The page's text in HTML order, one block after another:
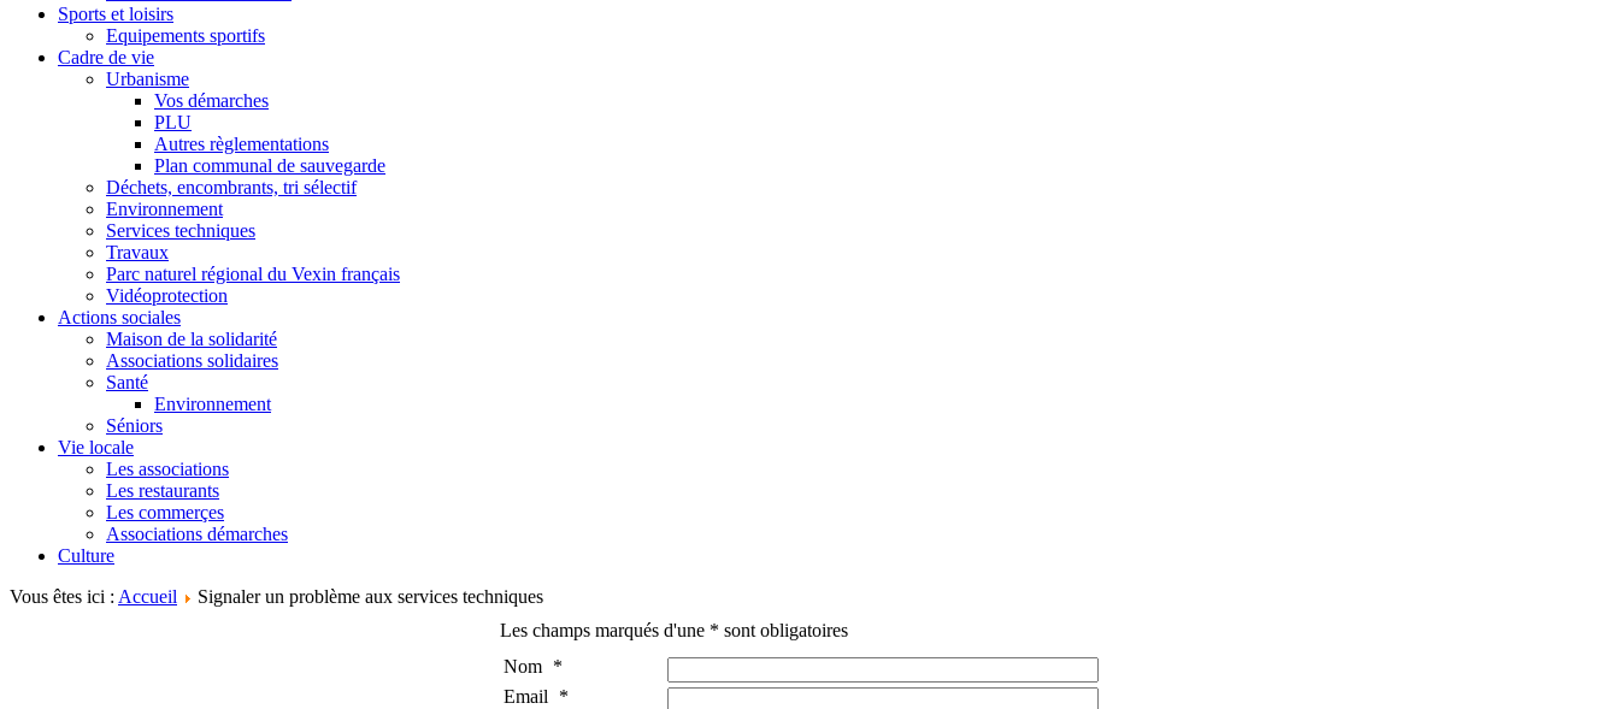
Sports et loisirs
Equipements sportifs
Cadre de vie
Urbanisme
Vos démarches
PLU
Autres règlementations
Plan communal de sauvegarde
Déchets, encombrants, tri sélectif
Environnement
Services techniques
Travaux
Parc naturel régional du Vexin français
Vidéoprotection
Actions sociales
Maison de la solidarité
Associations solidaires
Santé
Environnement
Séniors
Vie locale
Les associations
Les restaurants
Les commerçes
Associations démarches
Culture
Vous êtes ici : Accueil
Signaler un problème aux services techniques
Les champs marqués d'une * sont obligatoires
Nom
*
Email
*